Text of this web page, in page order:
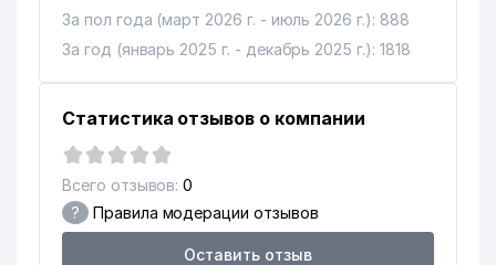
За пол года (март 2026 г. - июль 2026 г.): 888
За год (январь 2025 г. - декабрь 2025 г.): 1818
Статистика отзывов о компании
Всего отзывов: 0
? Правила модерации отзывов
Оставить отзыв